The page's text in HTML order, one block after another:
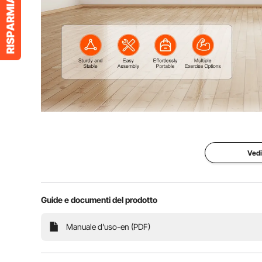
tuo percorso verso un te
Guide e documenti del prodotto
Manuale d'uso-en (PDF)